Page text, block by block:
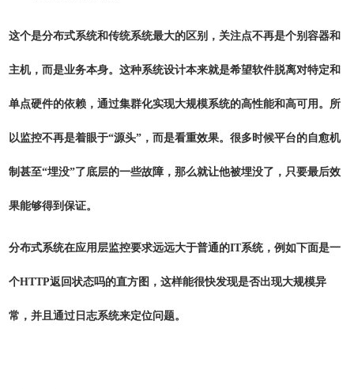
这个是分布式系统和传统系统最大的区别，关注点不再是个别容器和
主机，而是业务本身。这种系统设计本来就是希望软件脱离对特定和
单点硬件的依赖，通过集群化实现大规模系统的高性能和高可用。所
以监控不再是着眼于“源头”，而是看重效果。很多时候平台的自愈机
制甚至“埋没”了底层的一些故障，那么就让他被埋没了，只要最后效
果能够得到保证。
分布式系统在应用层监控要求远远大于普通的IT系统，例如下面是一
个HTTP返回状态吗的直方图，这样能很快发现是否出现大规模异
常，并且通过日志系统来定位问题。